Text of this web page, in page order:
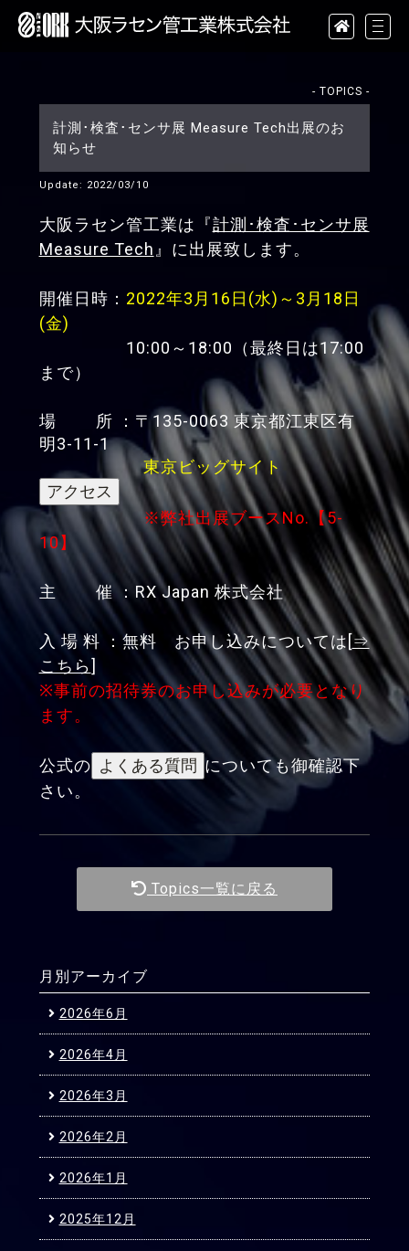
- TOPICS -
計測･検査･センサ展 Measure Tech出展のお
知らせ
Update: 2022/03/10
大阪ラセン管工業は『計測･検査･センサ展
Measure Tech 』に出展致します。
開催日時： 2022年3月16日(水)～3月18日
(金)
10:00～18:00（最終日は17:00
まで）
場 所 ：〒135-0063 東京都江東区有
明3-11-1
東京ビッグサイト
※弊社出展ブースNo.【5-
10】
主 催 ：RX Japan 株式会社
入 場 料 ：無料 お申し込みについては[⇒
こちら]
※事前の招待券のお申し込みが必要となり
ます。
公式の
についても御確認下
さい。
Topics一覧に戻る
月別アーカイブ
2026年6月
2026年4月
2026年3月
2026年2月
2026年1月
2025年12月